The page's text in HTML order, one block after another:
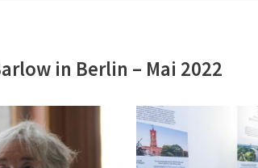
in Berlin – Mai 2022